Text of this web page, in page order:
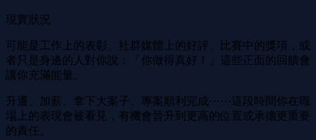
現實狀況
可能是工作上的表彰、社群媒體上的好評、比賽中的獎項，或
者只是身邊的人對你說：「你做得真好！」這些正面的回饋會
讓你充滿能量。
升遷、加薪、拿下大案子、專案順利完成⋯⋯這段時間你在職
場上的表現會被看見，有機會晉升到更高的位置或承擔更重要
的責任。